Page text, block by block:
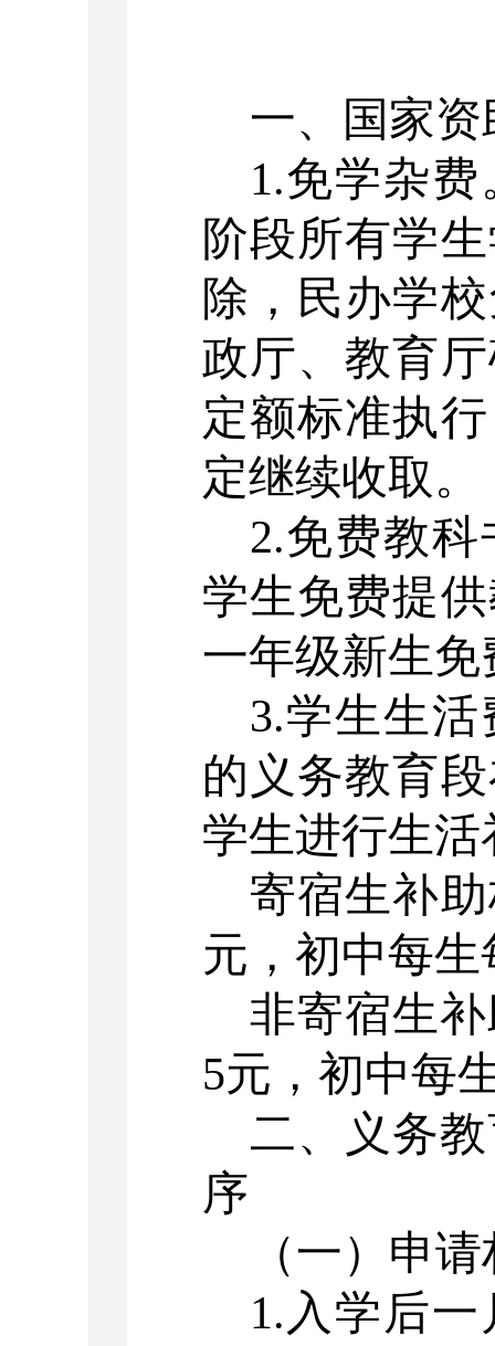
一、国家
1.免学杂
阶段所有学
除，民办学
政厅、教育
定额标准执
定继续收取。
2.免费教
学生免费提
一年级新生
3.学生生
的义务教育
学生进行生活
寄宿生补
元，初中每生
非寄宿生
5元，初中每
二、义务
序
（一）申
1.入学后